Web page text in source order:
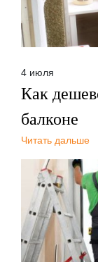
4 июля
Как
балконе
Читать дальше